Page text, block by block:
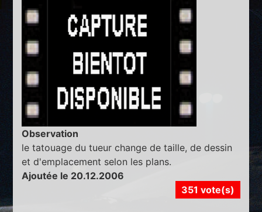
Observation
le tatouage du tueur change de taille, de dessin
et d'emplacement selon les plans.
Ajoutée le 20.12.2006
351 vote(s)